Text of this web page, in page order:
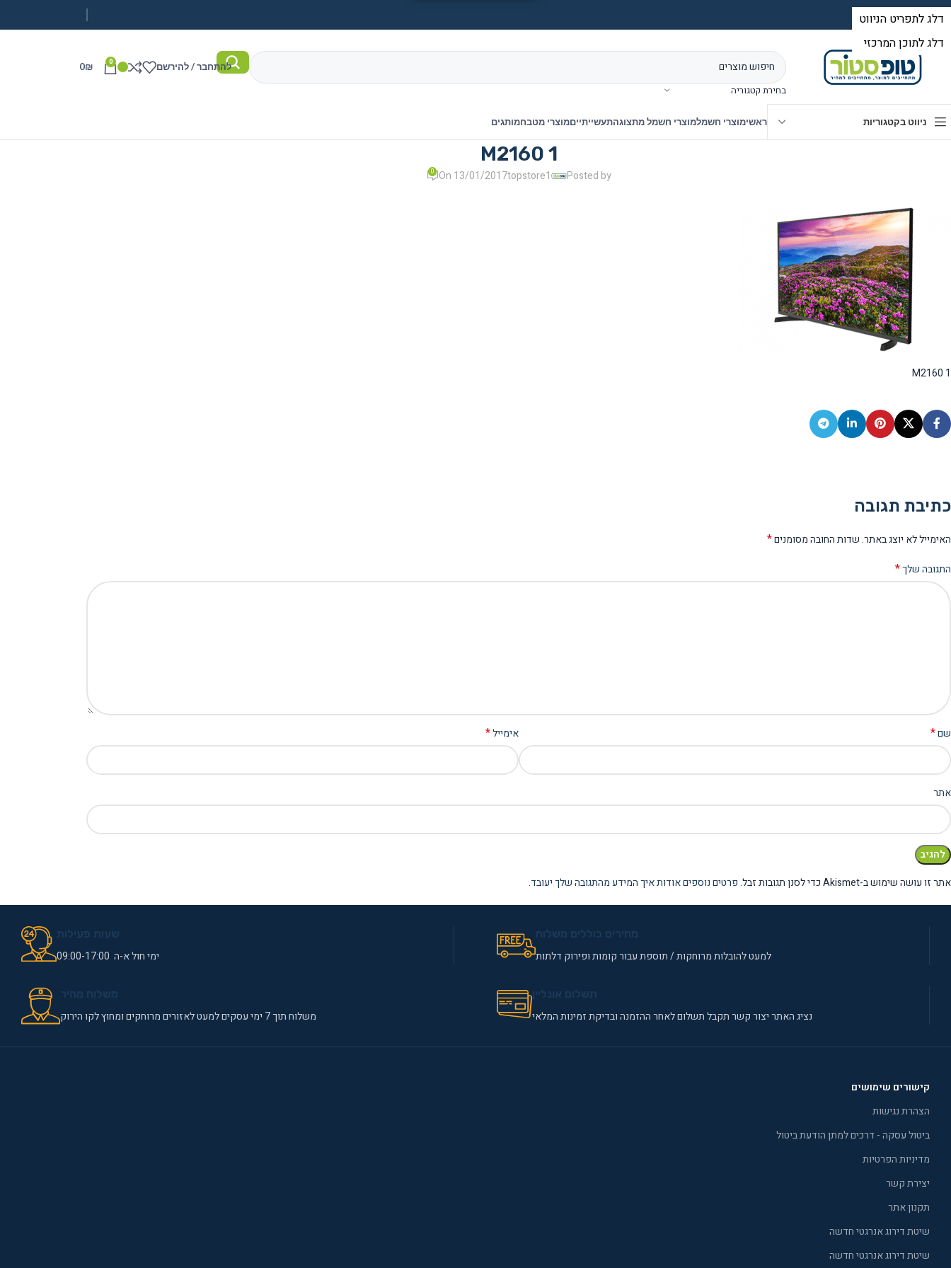
בחירת קטגוריה
להתחבר / להירשם 0
0₪
ניווט בקטגוריות ראשימוצרי חשמלמוצרי חשמל מתצוגהתעשייתייםמוצרי מטבחמותגים
M2160 1
Posted by
topstore1
On 13/01/2017
0
M2160 1
כתיבת תגובה
האימייל לא יוצג באתר.שדות החובה מסומנים*
התגובה שלך*
שם* אימייל*
אתר
אתר זו עושה שימוש ב-Akismet כדי לסנן תגובות זבל. פרטים נוספים אודות איך המידע מהתגובה שלך יעובד.
למעט להובלות מרוחקות / תוספת עבור קומות ופירוק דלתות ימי חול א-ה 09:00-17:00
נציג האתר יצור קשר תקבל תשלום לאחר ההזמנה ובדיקת זמינות המלאי משלוח תוך 7 ימי עסקים למעט לאזורים מרוחקים ומחוץ לקו הירוק
קישורים שימושים
הצהרת נגישות
ביטול עסקה - דרכים למתן הודעת ביטול
מדיניות הפרטיות
יצירת קשר
תקנון אתר
שיטת דירוג אנרגטי חדשה
שיטת דירוג אנרגטי חדשה